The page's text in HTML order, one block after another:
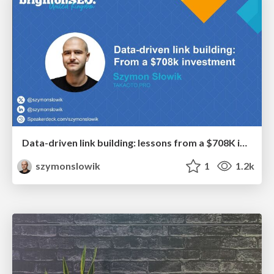
Data-driven link building: lessons from a $708K investment (BrightonSEO talk)
szymonslowik
1 1.2k